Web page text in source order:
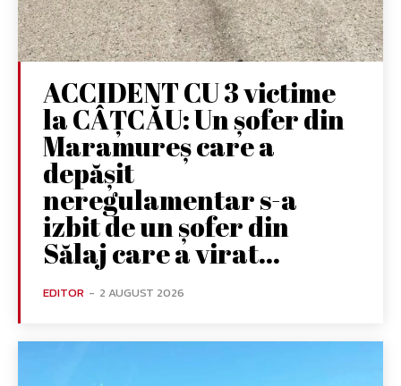
ACCIDENT CU 3 victime
la CÂȚCĂU: Un șofer din
Maramureș care a
depășit
neregulamentar s-a
izbit de un șofer din
Sălaj care a virat...
EDITOR - 2 AUGUST 2026